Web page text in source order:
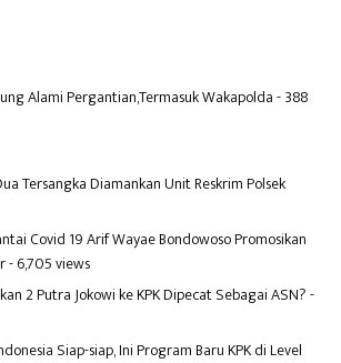
Alami Pergantian,Termasuk Wakapolda- 388
Tersangka Diamankan Unit Reskrim Polsek
Covid 19 Arif Wayae Bondowoso Promosikan
- 6,705 views
2 Putra Jokowi ke KPK Dipecat Sebagai ASN?-
Siap-siap, Ini Program Baru KPK di Level